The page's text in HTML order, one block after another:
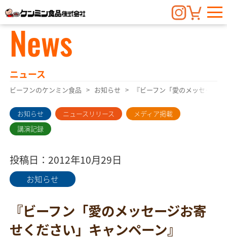
News
ニュース
ビーフンのケンミン食品 お知らせ 『ビーフン「愛のメッセージ
お知らせ ニュースリリース
メディア掲載
講演記録
投稿日：2012年10月29日
お知らせ
『ビーフン「愛のメッセージお寄
せください」キャンペーン』